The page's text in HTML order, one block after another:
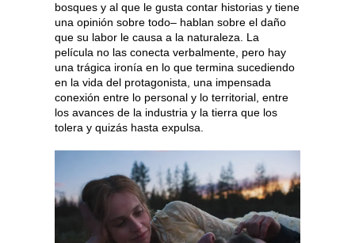
bosques y al que le gusta contar historias y tiene
una opinión sobre todo– hablan sobre el daño
que su labor le causa a la naturaleza. La
película no las conecta verbalmente, pero hay
una trágica ironía en lo que termina sucediendo
en la vida del protagonista, una impensada
conexión entre lo personal y lo territorial, entre
los avances de la industria y la tierra que los
tolera y quizás hasta expulsa.